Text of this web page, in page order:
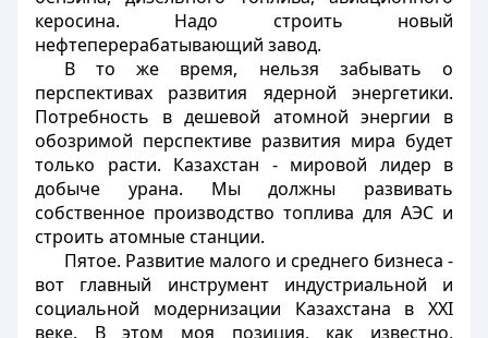
керосина. Надо строить новый
нефтеперерабатывающий завод.
В то же время, нельзя забывать о
перспективах развития ядерной энергетики.
Потребность в дешевой атомной энергии в
обозримой перспективе развития мира будет
только расти. Казахстан - мировой лидер в
добыче урана. Мы должны развивать
собственное производство топлива для АЭС и
строить атомные станции.
Пятое. Развитие малого и среднего бизнеса -
вот главный инструмент индустриальной и
социальной модернизации Казахстана в ХХI
веке. В этом моя позиция, как известно,